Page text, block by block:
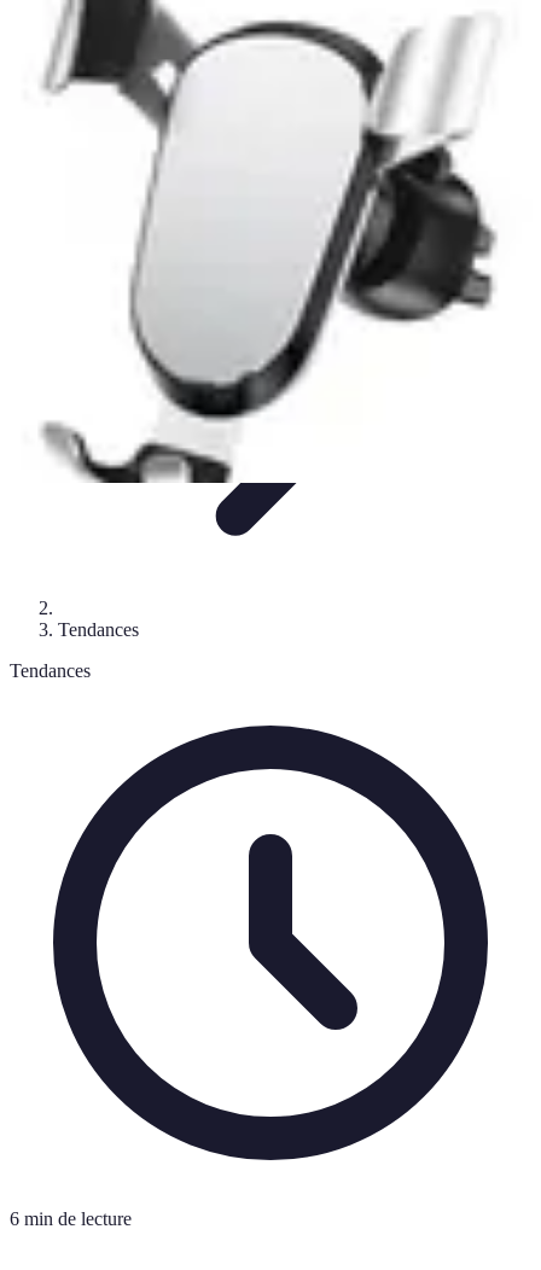
Gadgets HiTech
Tendances
Sécurité technologiquePhotographie mobile
domestique
Informatique portable
Gadgets HiTech
Tendances
Tendances
6 min de lecture